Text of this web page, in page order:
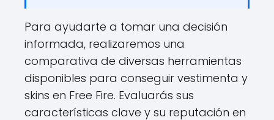
Para ayudarte a tomar una decisión
informada, realizaremos una
comparativa de diversas herramientas
disponibles para conseguir vestimenta y
skins en Free Fire. Evaluarás sus
características clave y su reputación en